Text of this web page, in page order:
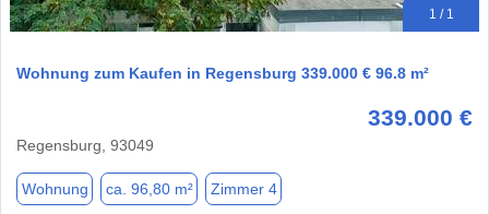
1 / 1
Wohnung zum Kaufen in Regensburg 339.000 € 96.8 m²
339.000 €
Regensburg, 93049
Wohnung ca. 96,80 m² Zimmer 4